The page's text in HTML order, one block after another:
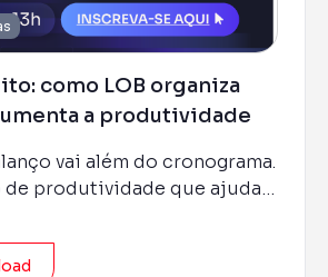
como LOB organiza
a produtividade
vai além do cronograma.
de produtividade que ajuda a